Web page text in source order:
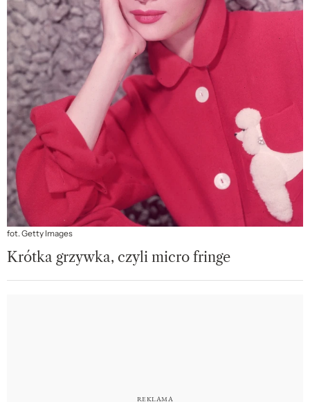
fot. Getty Images
Krótka grzywka, czyli micro fringe